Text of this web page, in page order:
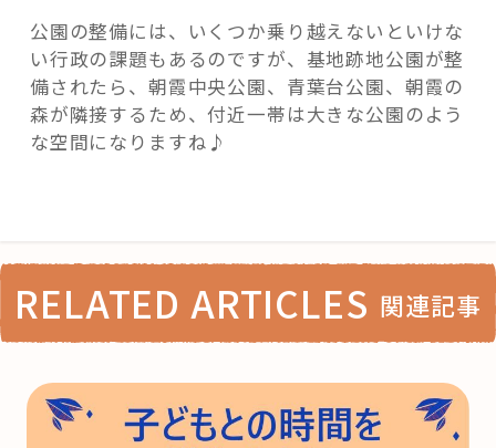
公園の整備には、いくつか乗り越えないといけな
い行政の課題もあるのですが、基地跡地公園が整
備されたら、朝霞中央公園、青葉台公園、朝霞の
森が隣接するため、付近一帯は大きな公園のよう
な空間になりますね♪
RELATED ARTICLES 関連記事